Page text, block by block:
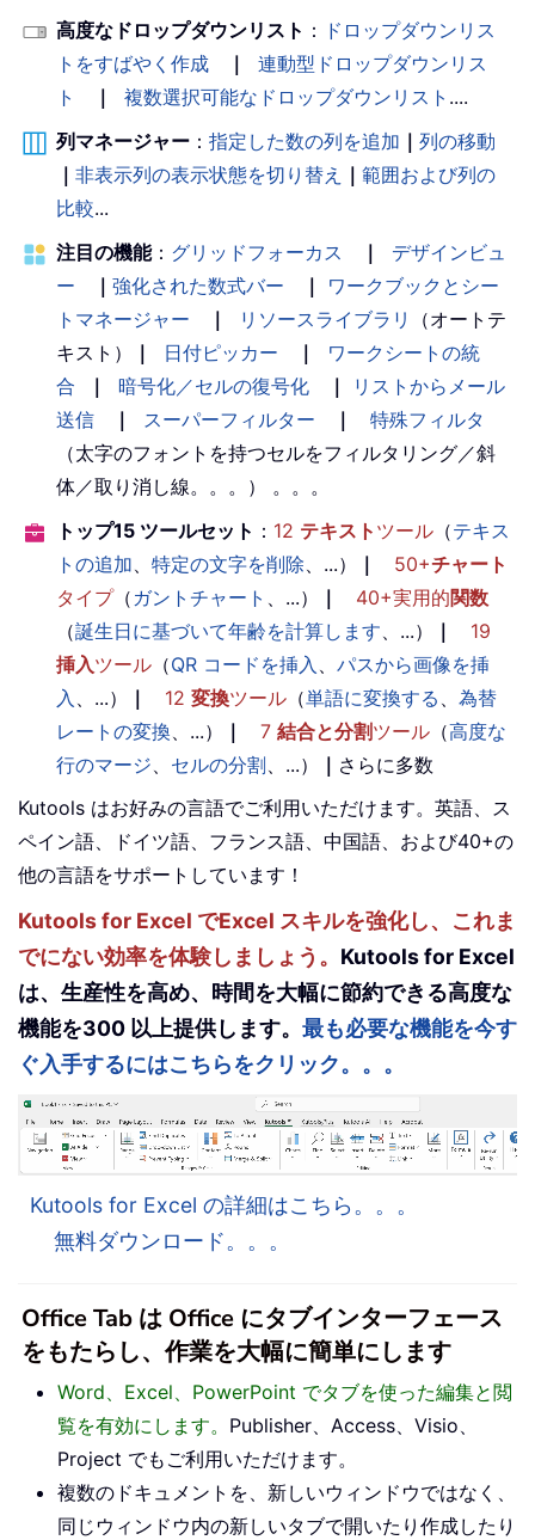
高度なドロップダウンリスト ： ドロップダウンリス
トをすばやく作成
｜
連動型ドロップダウンリス
ト
｜ 複数選択可能なドロップダウンリスト ....
列マネージャー ： 指定した数の列を追加 ｜ 列の移動
｜ 非表示列の表示状態を切り替え ｜ 範囲および列の
比較...
注目の機能： グリッドフォーカス ｜
デザインビュ
ー
｜ 強化された数式バー ｜
ワークブックとシー
トマネージャー
｜ リソースライブラリ
（オートテ
キスト）
｜ 日付ピッカー ｜
ワークシートの統
合
｜ 暗号化／セルの復号化 ｜
リストからメール
送信
｜ スーパーフィルター ｜
特殊フィルタ
（太字のフォントを持つセルをフィルタリング／斜
体／取り消し線。。。） 。。。
トップ15 ツールセット ： 12 テキスト ツール （テキス
トの追加、 特定の文字を削除、...） ｜ 50+チャート
タイプ（ ガントチャート 、...） ｜ 40+実用的関数
（誕生日に基づいて年齢を計算します、...） ｜
19
挿入ツール （QR コードを挿入 、 パスから画像を挿
入 、...） ｜ 12 変換ツール （単語に変換する 、 為替
レートの変換、...） ｜ 7 結合と分割ツール （高度な
行のマージ、 セルの分割、...） ｜ さらに多数
Kutools はお好みの言語でご利用いただけます。英語、ス
ペイン語、ドイツ語、フランス語、中国語、および40+の
他の言語をサポートしています！
Kutools for Excel でExcel スキルを強化し、これま
でにない効率を体験しましょう。 Kutools for Excel
は、生産性を高め、時間を大幅に節約できる高度な
機能を300 以上提供します。 最も必要な機能を今す
ぐ入手するにはこちらをクリック。。。
Kutools for Excel の詳細はこちら。。。
無料ダウンロード。。。
Office Tab は Office にタブインターフェース
をもたらし、作業を大幅に簡単にします
Word、Excel、PowerPoint でタブを使った編集と閲
覧を有効にします。 Publisher、Access、Visio、
Project でもご利用いただけます。
複数のドキュメントを、新しいウィンドウではなく、
同じウィンドウ内の新しいタブで開いたり作成したり